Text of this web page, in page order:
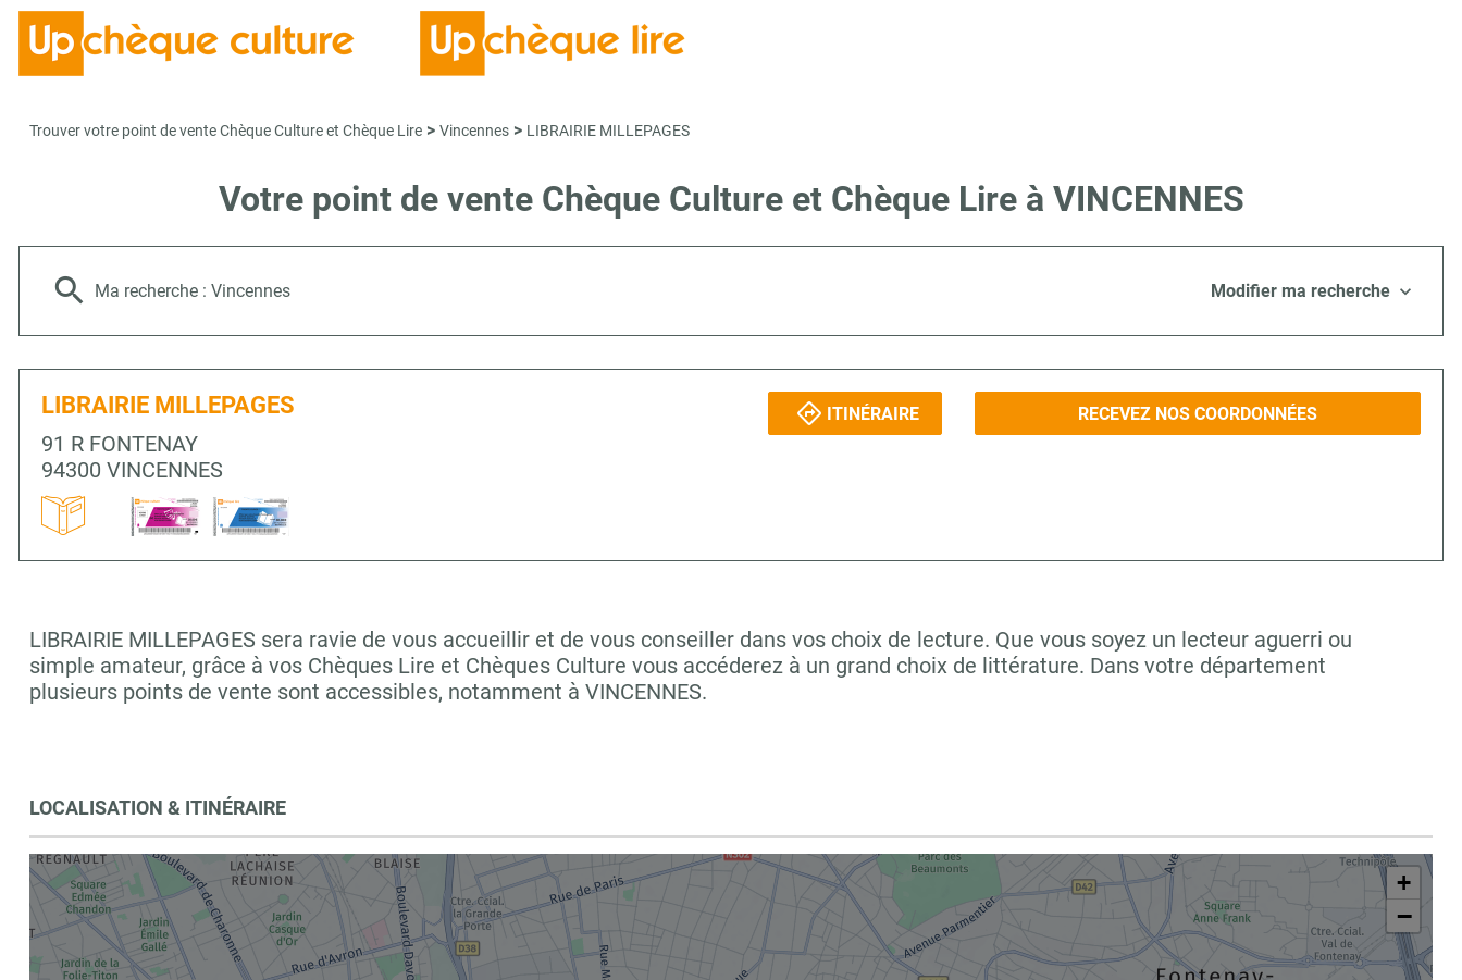
Trouver votre point de vente Chèque Culture et Chèque Lire > Vincennes > LIBRAIRIE MILLEPAGES
Votre point de vente Chèque Culture et Chèque Lire à VINCENNES
Ma recherche : Vincennes Modifier ma recherche
LIBRAIRIE MILLEPAGES
91 R FONTENAY
94300 VINCENNES
ITINÉRAIRE RECEVEZ NOS COORDONNÉES
LIBRAIRIE MILLEPAGES sera ravie de vous accueillir et de vous conseiller dans vos choix de lecture. Que vous soyez un lecteur aguerri ou
simple amateur, grâce à vos Chèques Lire et Chèques Culture vous accéderez à un grand choix de littérature. Dans votre département
plusieurs points de vente sont accessibles, notamment à VINCENNES.
LOCALISATION & ITINÉRAIRE
+
−